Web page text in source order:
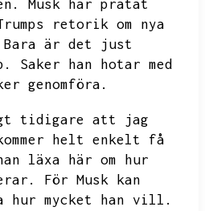
Musk har pratat
retorik om nya
Bara är det just
Saker han hotar med
genomföra.
tidigare att jag
helt enkelt få
läxa här om hur
För Musk kan
hur mycket han vill.